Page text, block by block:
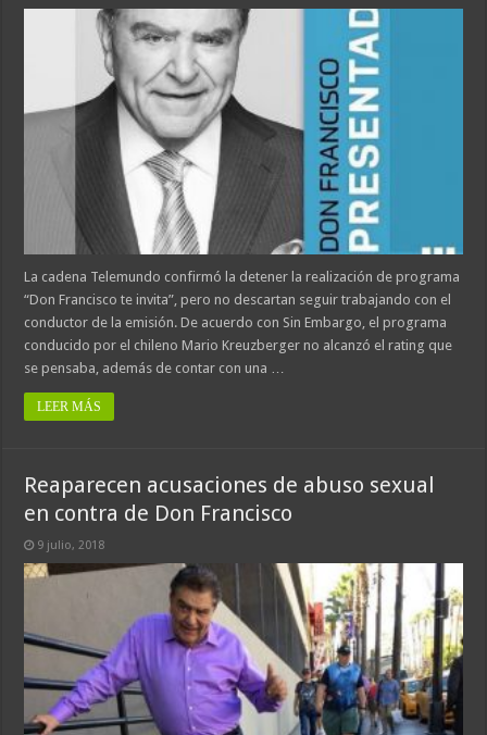
La cadena Telemundo confirmó la detener la realización de programa
“Don Francisco te invita”, pero no descartan seguir trabajando con el
conductor de la emisión. De acuerdo con Sin Embargo, el programa
conducido por el chileno Mario Kreuzberger no alcanzó el rating que
se pensaba, además de contar con una …
LEER MÁS
Reaparecen acusaciones de abuso sexual
en contra de Don Francisco
9 julio, 2018